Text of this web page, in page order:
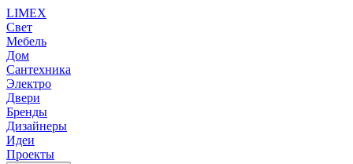
LIMEX
Свет
Мебель
Дом
Сантехника
Электро
Двери
Бренды
Дизайнеры
Идеи
Проекты